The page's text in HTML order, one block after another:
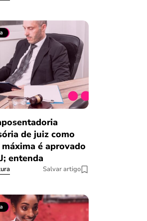
de juiz como
é aprovado
entenda
Salvar artigo